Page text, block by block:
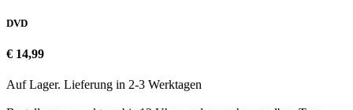
DVD
€ 14,99
Auf Lager. Lieferung in 2-3 Werktagen